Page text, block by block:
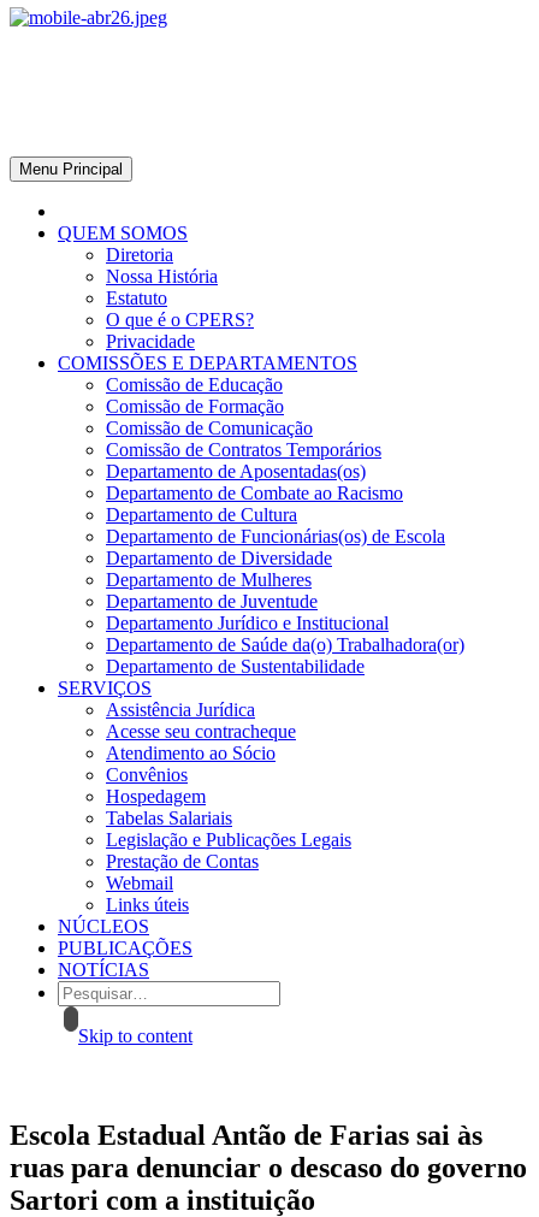
Menu Principal
QUEM SOMOS
Diretoria
Nossa História
Estatuto
O que é o CPERS?
Privacidade
COMISSÕES E DEPARTAMENTOS
Comissão de Educação
Comissão de Formação
Comissão de Comunicação
Comissão de Contratos Temporários
Departamento de Aposentadas(os)
Departamento de Combate ao Racismo
Departamento de Cultura
Departamento de Funcionárias(os) de Escola
Departamento de Diversidade
Departamento de Mulheres
Departamento de Juventude
Departamento Jurídico e Institucional
Departamento de Saúde da(o) Trabalhadora(or)
Departamento de Sustentabilidade
SERVIÇOS
Assistência Jurídica
Acesse seu contracheque
Atendimento ao Sócio
Convênios
Hospedagem
Tabelas Salariais
Legislação e Publicações Legais
Prestação de Contas
Webmail
Links úteis
NÚCLEOS
PUBLICAÇÕES
NOTÍCIAS
Skip to content
Escola Estadual Antão de Farias sai às
ruas para denunciar o descaso do governo
Sartori com a instituição